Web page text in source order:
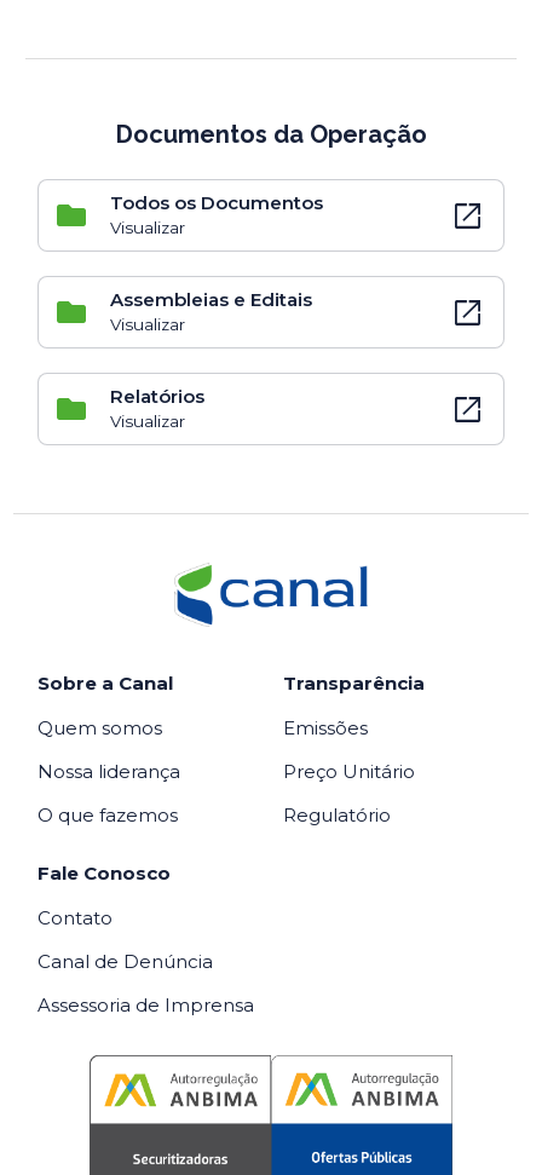
Documentos da Operação
Todos os Documentos
Visualizar open_in_new
Assembleias e Editais
Visualizar open_in_new
Relatórios
Visualizar open_in_new
Sobre a Canal
Quem somos
Nossa liderança
O que fazemos
Transparência
Emissões
Preço Unitário
Regulatório
Fale Conosco
Contato
Canal de Denúncia
Assessoria de Imprensa